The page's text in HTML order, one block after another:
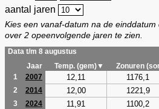
aantal jaren
Kies een vanaf-datum na de
over 2 opeenvolgende jaren te zien.
Data t/m 8 augustus
Jaar
Temp. (gem)▼ Zonuren
1
2007 12,11 1176,1
2 2014 12,00 1221,9
3 2024 11,91 1100,2